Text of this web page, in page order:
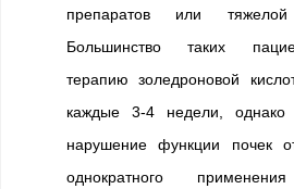
препаратов или тяжелой
Большинство таких
терапию золедроновой
каждые 3-4 недели,
нарушение функции почек
однократного